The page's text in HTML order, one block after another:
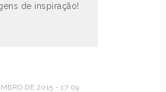
de inspiração!
DE 2015 - 17:09